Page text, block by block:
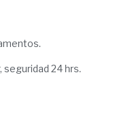
seguridad 24 hrs.